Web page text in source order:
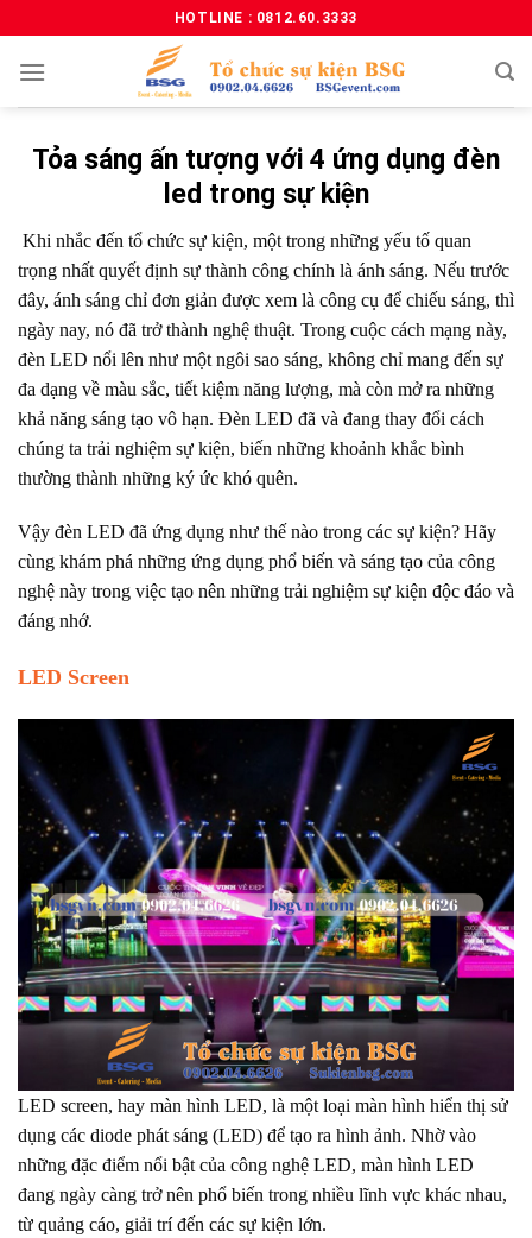
HOTLINE : 0812.60.3333
Tỏa sáng ấn tượng với 4 ứng dụng đèn
led trong sự kiện
Khi nhắc đến tổ chức sự kiện, một trong những yếu tố quan
trọng nhất quyết định sự thành công chính là ánh sáng. Nếu trước
đây, ánh sáng chỉ đơn giản được xem là công cụ để chiếu sáng, thì
ngày nay, nó đã trở thành nghệ thuật. Trong cuộc cách mạng này,
đèn LED nổi lên như một ngôi sao sáng, không chỉ mang đến sự
đa dạng về màu sắc, tiết kiệm năng lượng, mà còn mở ra những
khả năng sáng tạo vô hạn. Đèn LED đã và đang thay đổi cách
chúng ta trải nghiệm sự kiện, biến những khoảnh khắc bình
thường thành những ký ức khó quên.
Vậy đèn LED đã ứng dụng như thế nào trong các sự kiện? Hãy
cùng khám phá những ứng dụng phổ biến và sáng tạo của công
nghệ này trong việc tạo nên những trải nghiệm sự kiện độc đáo và
đáng nhớ.
LED Screen
LED screen, hay màn hình LED, là một loại màn hình hiển thị sử
dụng các diode phát sáng (LED) để tạo ra hình ảnh. Nhờ vào
những đặc điểm nổi bật của công nghệ LED, màn hình LED
đang ngày càng trở nên phổ biến trong nhiều lĩnh vực khác nhau,
từ quảng cáo, giải trí đến các sự kiện lớn.